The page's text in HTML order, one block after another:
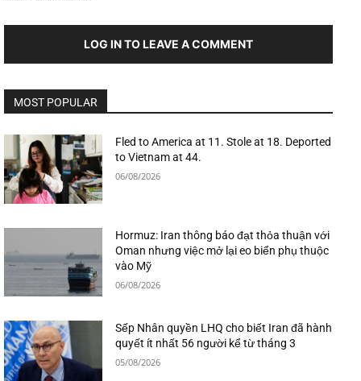
LOG IN TO LEAVE A COMMENT
MOST POPULAR
Fled to America at 11. Stole at 18. Deported
to Vietnam at 44.
06/08/2026
Hormuz: Iran thông báo đạt thỏa thuận với
Oman nhưng việc mở lại eo biển phụ thuộc
vào Mỹ
06/08/2026
Sếp Nhân quyền LHQ cho biết Iran đã hành
quyết ít nhất 56 người kể từ tháng 3
05/08/2026